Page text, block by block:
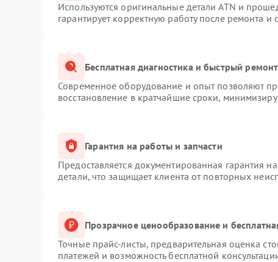
Используются оригинальные детали ATN и
гарантирует корректную работу после ремонта и
Бесплатная диагностика и быстрый ремонт
Современное оборудование и опыт позволяют
восстановление в кратчайшие сроки,
Гарантия на работы и запчасти
Предоставляется документированная гарантия
детали, что защищает клиента от повторных
Прозрачное ценообразование и
Точные прайс-листы, предварительная оценка
платежей и возможность бесплатной